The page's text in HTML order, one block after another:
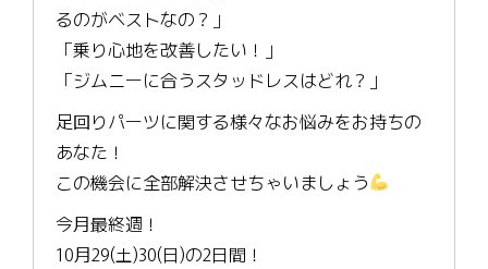
るのがベストなの？」
「乗り心地を改善したい！」
「ジムニーに合うスタッドレスはどれ？」
足回りパーツに関する様々なお悩みをお持ちの
あなた！
この機会に全部解決させちゃいましょう
今月最終週！
10月29(土)30(日)の2日間！